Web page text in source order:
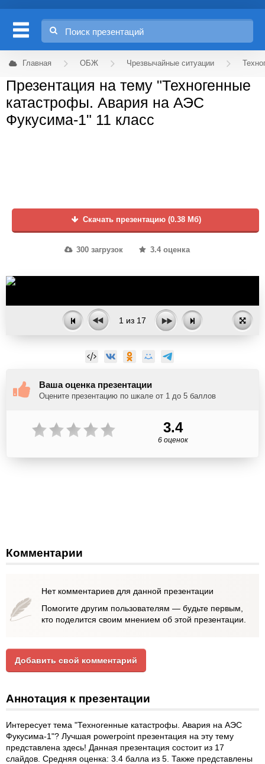
Главная ОБЖ Чрезвычайные ситуации
Презентация на тему "Техногенные
катастрофы. Авария на АЭС
Фукусима-1" 11 класс
Скачать презентацию (0.38 Мб)
300 загрузок 3.4 оценка
1 из 17
Ваша оценка презентации
Оцените презентацию по шкале от 1 до 5 баллов
3.4
6 оценок
Комментарии
Нет комментариев для данной презентации
Помогите другим пользователям — будьте первым,
кто поделится своим мнением об этой презентации.
Добавить свой комментарий
Аннотация к презентации
Интересует тема "Техногенные катастрофы. Авария на АЭС
Фукусима-1"? Лучшая powerpoint презентация на эту тему
представлена здесь! Данная презентация состоит из 17
слайдов. Средняя оценка: 3.4 балла из 5. Также представлены